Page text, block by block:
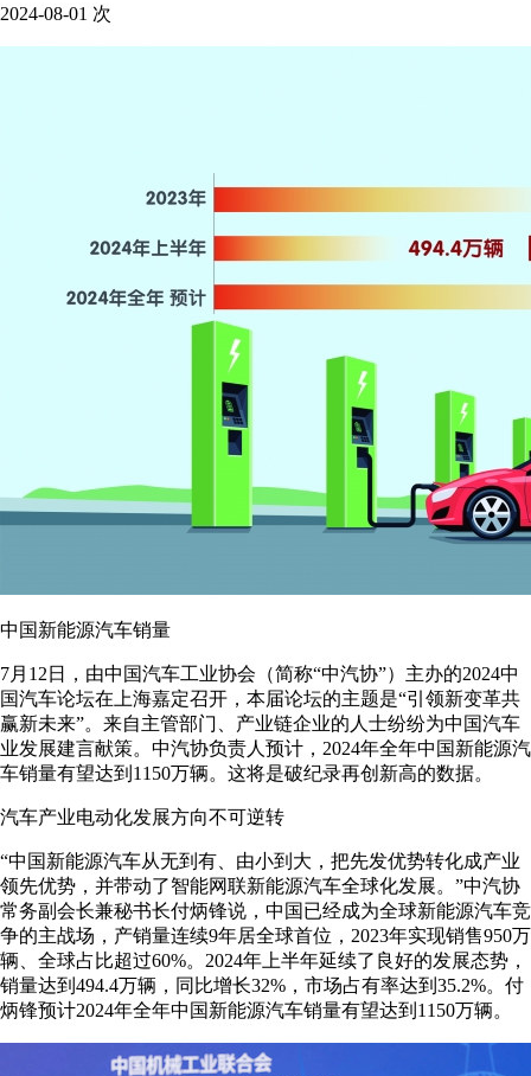
2024-08-01 次
中国新能源汽车销量
7月12日，由中国汽车工业协会（简称“中汽协”）主办的2024中
国汽车论坛在上海嘉定召开，本届论坛的主题是“引领新变革共
赢新未来”。来自主管部门、产业链企业的人士纷纷为中国汽车
业发展建言献策。中汽协负责人预计，2024年全年中国新能源汽
车销量有望达到1150万辆。这将是破纪录再创新高的数据。
汽车产业电动化发展方向不可逆转
“中国新能源汽车从无到有、由小到大，把先发优势转化成产业
领先优势，并带动了智能网联新能源汽车全球化发展。”中汽协
常务副会长兼秘书长付炳锋说，中国已经成为全球新能源汽车竞
争的主战场，产销量连续9年居全球首位，2023年实现销售950万
辆、全球占比超过60%。2024年上半年延续了良好的发展态势，
销量达到494.4万辆，同比增长32%，市场占有率达到35.2%。付
炳锋预计2024年全年中国新能源汽车销量有望达到1150万辆。